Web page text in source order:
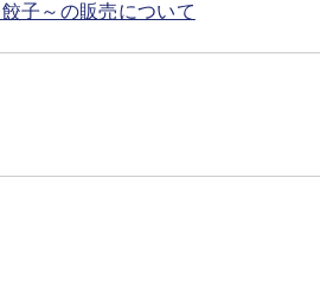
子～の販売について